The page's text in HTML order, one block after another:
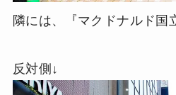
隣には、『マクドナルド国
反対側↓